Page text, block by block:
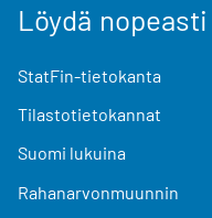
Löydä nopeasti
StatFin-tietokanta
Tilastotietokannat
Suomi lukuina
Rahanarvonmuunnin